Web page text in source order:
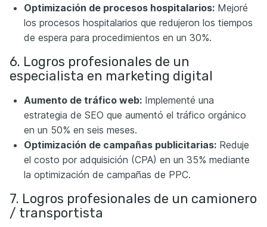
Optimización de procesos hospitalarios: Mejoré
los procesos hospitalarios que redujeron los tiempos
de espera para procedimientos en un 30%.
6. Logros profesionales de un
especialista en marketing digital
Aumento de tráfico web: Implementé una
estrategia de SEO que aumentó el tráfico orgánico
en un 50% en seis meses.
Optimización de campañas publicitarias: Reduje
el costo por adquisición (CPA) en un 35% mediante
la optimización de campañas de PPC.
7. Logros profesionales de un camionero
/ transportista